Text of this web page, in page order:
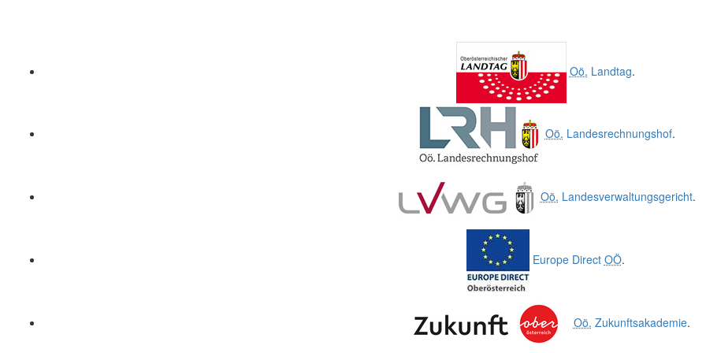
Oö. Landtag.
Oö. Landesrechnungshof.
Oö. Landesverwaltungsgericht.
Europe Direct OÖ.
Oö. Zukunftsakademie.